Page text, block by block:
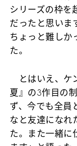
シリーズの枠を
だったと思いま
ちょっと難しか
た。
とはいえ、ケ
夏』の3作目の
ず、今でも全員
なと友達になれ
た。また一緒に